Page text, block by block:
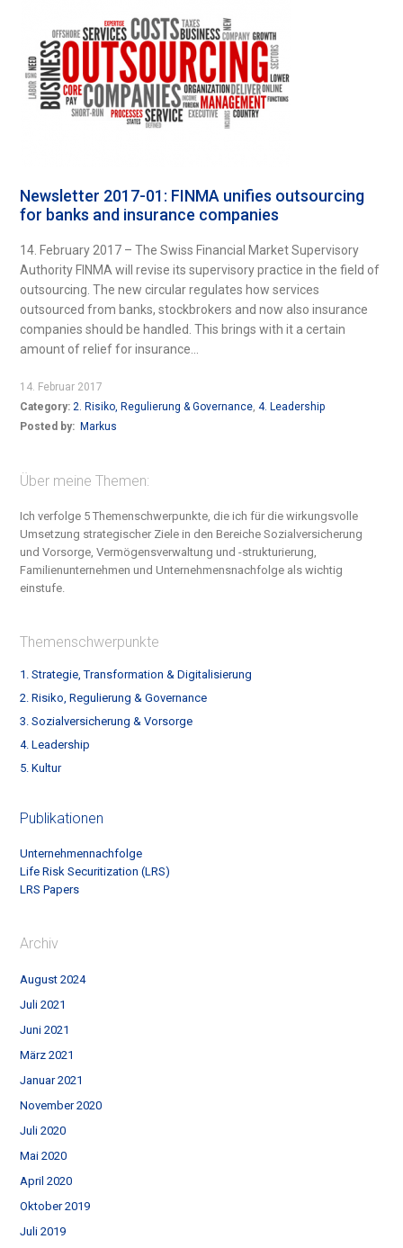
Newsletter 2017-01: FINMA unifies outsourcing
for banks and insurance companies
14. February 2017 – The Swiss Financial Market Supervisory
Authority FINMA will revise its supervisory practice in the field of
outsourcing. The new circular regulates how services
outsourced from banks, stockbrokers and now also insurance
companies should be handled. This brings with it a certain
amount of relief for insurance...
14. Februar 2017
Category:2. Risiko, Regulierung & Governance,4. Leadership
Posted by: Markus
Über meine Themen:
Ich verfolge 5 Themenschwerpunkte, die ich für die wirkungsvolle
Umsetzung strategischer Ziele in den Bereiche Sozialversicherung
und Vorsorge, Vermögensverwaltung und -strukturierung,
Familienunternehmen und Unternehmensnachfolge als wichtig
einstufe.
Themenschwerpunkte
1. Strategie, Transformation & Digitalisierung
2. Risiko, Regulierung & Governance
3. Sozialversicherung & Vorsorge
4. Leadership
5. Kultur
Publikationen
Unternehmennachfolge
Life Risk Securitization (LRS)
LRS Papers
Archiv
August 2024
Juli 2021
Juni 2021
März 2021
Januar 2021
November 2020
Juli 2020
Mai 2020
April 2020
Oktober 2019
Juli 2019